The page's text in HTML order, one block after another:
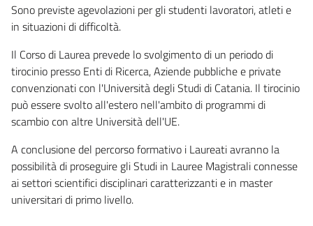
Sono previste agevolazioni per gli studenti lavoratori, atleti e
in situazioni di difficoltà.
Il Corso di Laurea prevede lo svolgimento di un periodo di
tirocinio presso Enti di Ricerca, Aziende pubbliche e private
convenzionati con l'Università degli Studi di Catania. Il tirocinio
può essere svolto all'estero nell'ambito di programmi di
scambio con altre Università dell'UE.
A conclusione del percorso formativo i Laureati avranno la
possibilità di proseguire gli Studi in Lauree Magistrali connesse
ai settori scientifici disciplinari caratterizzanti e in master
universitari di primo livello.